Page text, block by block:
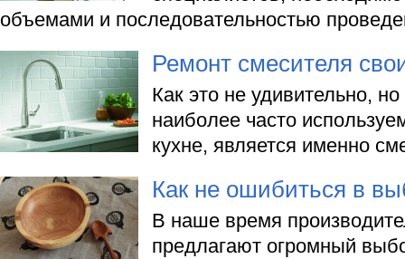
объемами и последовательностью
Ремонт смесителя
Как это не удивительно,
наиболее часто
кухне, является именно
Как не ошибиться в
В наше время
предлагают огромный